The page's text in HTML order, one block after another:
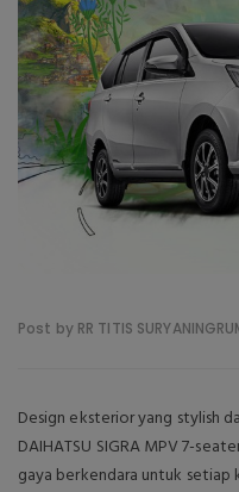
Post by RR TITIS
Design eksterior yang stylish
DAIHATSU SIGRA MPV 7-
gaya berkendara untuk setiap